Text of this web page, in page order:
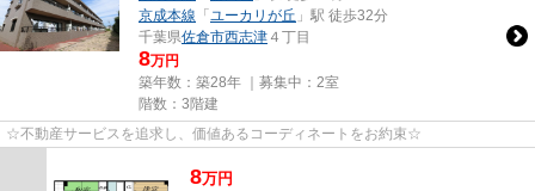
京成本線 「 ユーカリが丘 」駅 徒歩32分
千葉県佐倉市西志津 ４丁目
8万円
築年数：築28年 ｜募集中： 2室
階数：3階建
☆不動産サービスを追求し、価値あるコーディネートをお約束☆
8万円